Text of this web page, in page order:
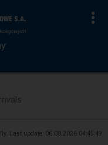
Last update: 06.08.2026 04:45:49